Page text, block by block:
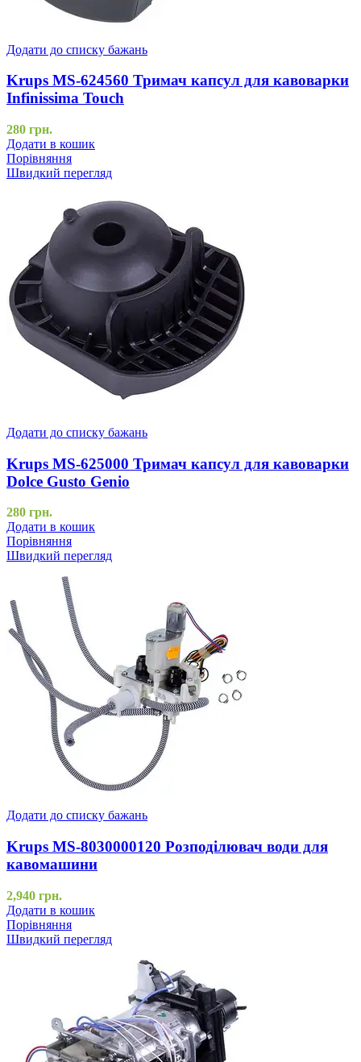
Додати до списку бажань
Krups MS-624560 Тримач капсул для кавоварки
Infinissima Touch
280 грн.
Додати в кошик
Порівняння
Швидкий перегляд
Додати до списку бажань
Krups MS-625000 Тримач капсул для кавоварки
Dolce Gusto Genio
280 грн.
Додати в кошик
Порівняння
Швидкий перегляд
Додати до списку бажань
Krups MS-8030000120 Розподілювач води для
кавомашини
2,940 грн.
Додати в кошик
Порівняння
Швидкий перегляд